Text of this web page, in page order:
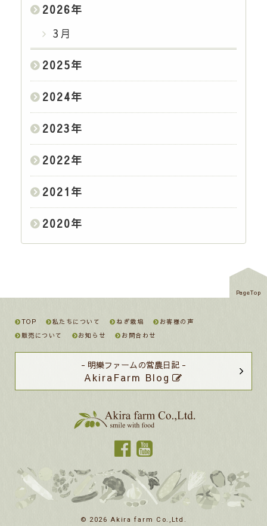
2026年
3月
2025年
2024年
2023年
2022年
2021 年
2020年
PageTop
TOP 私たちについて ねぎ栽培
お客様の声
販売について
お知らせ お問合わせ
- 明樂ファームの営農日記 -
AkiraFarm Blog
© 2026 Akira farm Co.,Ltd.